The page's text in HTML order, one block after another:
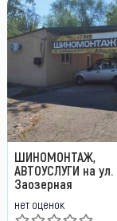
ШИНОМОНТАЖ,
АВТОУСЛУГИ на ул.
Заозерная
нет оценок